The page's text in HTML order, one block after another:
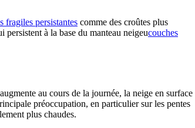
fragiles persistantes comme des croûtes plus
persistent à la base du manteau neigeucouches
au cours de la journée, la neige en surface
préoccupation, en particulier sur les pentes
plus chaudes.